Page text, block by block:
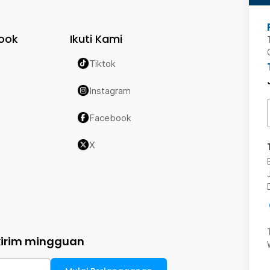
Ikuti Kami
Tiktok
Instagram
Facebook
X
mingguan